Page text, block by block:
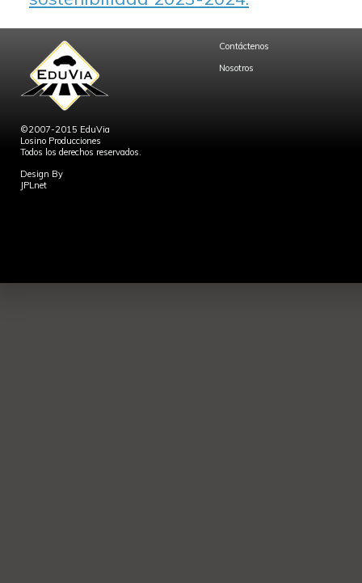
©2007-2015 EduVia
Losino Producciones
Todos los derechos reservados.
Design By
JPLnet
Contáctenos
Nosotros